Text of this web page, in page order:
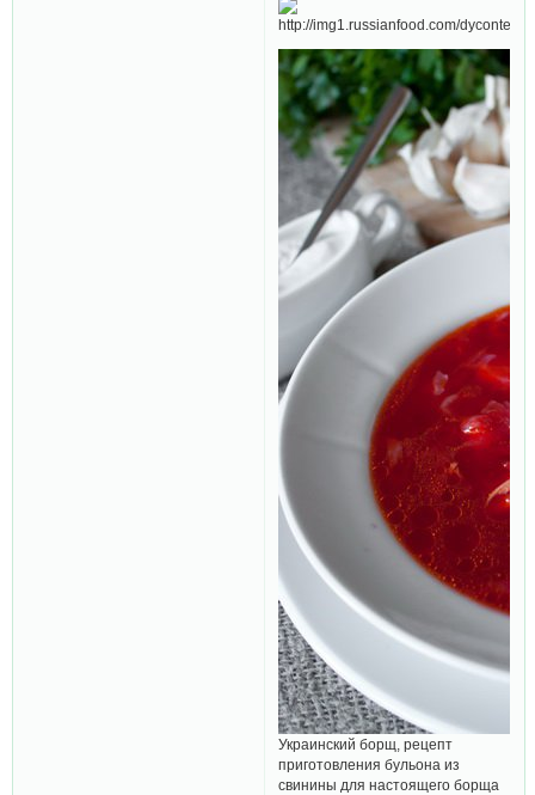
Украинский борщ, рецепт
приготовления бульона из
свинины для настоящего борща